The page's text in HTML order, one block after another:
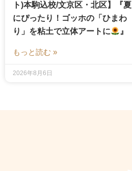
ト)本駒込校/文京区・北区】『夏
にぴったり！ゴッホの「ひまわ
り」を粘土で立体アートに
』
もっと読む »
2026年8月6日